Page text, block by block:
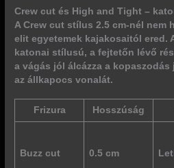
Crew cut és High and Tight –
A Crew cut stílus 2.5 cm-nél nem
elit egyetemek kajakosaitól ered.
katonai stílusú, a fejtetőn lévő
a vágás jól álcázza a
az állkapocs vonalát.
Frizura Hosszúság
Buzz cut 0.5 cm